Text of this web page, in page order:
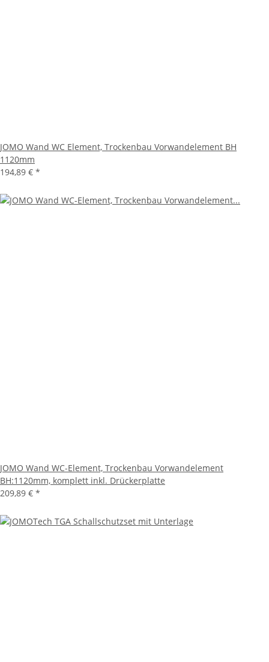
JOMO Wand WC Element, Trockenbau Vorwandelement BH
1120mm
194,89 € *
JOMO Wand WC-Element, Trockenbau Vorwandelement
BH:1120mm, komplett inkl. Drückerplatte
209,89 € *